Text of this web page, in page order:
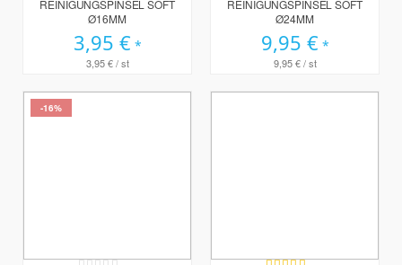
REINIGUNGSPINSEL SOFT
Ø16MM
3,95 €
3,95 €/ st
REINIGUNGSPINSEL SOFT
Ø24MM
9,95 €
9,95 €/ st
-16%